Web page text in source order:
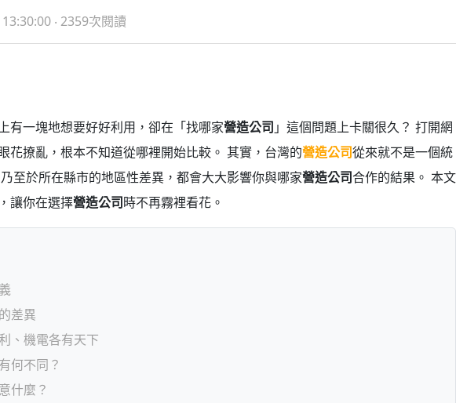
‧ 2359次閱讀
有一塊地想要好好利用，卻在「找哪家營造公司 」這個問題上卡關很久？ 打開網
花撩亂，根本不知道從哪裡開始比較。 其實，台灣的營造公司從來就不是一個統
於所在縣市的地區性差異，都會大大影響你與哪家營造公司合作的結果。 本文
讓你在選擇營造公司時不再霧裡看花。
差異
、機電各有天下
何不同？
什麼？